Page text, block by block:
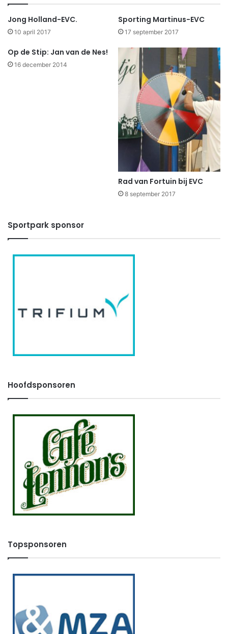
Jong Holland-EVC.
10 april 2017
Sporting Martinus-EVC
17 september 2017
Op de Stip: Jan van de Nes!
16 december 2014
Rad van Fortuin bij EVC
8 september 2017
Sportpark sponsor
Hoofdsponsoren
Topsponsoren